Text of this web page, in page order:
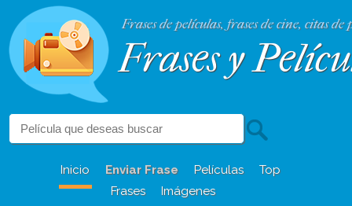
Frases de películas, frases de cine, citas de
Frases y
Inicio Enviar Frase Películas
Top
Frases
Imágenes